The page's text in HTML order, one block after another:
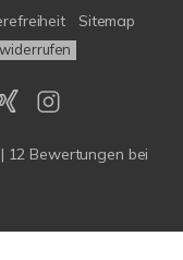
Sitemap
12 Bewertungen bei